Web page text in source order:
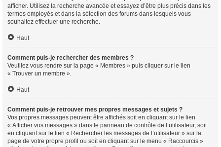
afficher. Utilisez la recherche avancée et essayez d’être plus précis dans les
termes employés et dans la sélection des forums dans lesquels vous
souhaitez effectuer une recherche.
Haut
Comment puis-je rechercher des membres ?
Veuillez vous rendre sur la page « Membres » puis cliquer sur le lien
« Trouver un membre ».
Haut
Comment puis-je retrouver mes propres messages et sujets ?
Vos propres messages peuvent être affichés soit en cliquant sur le lien
« Afficher vos messages » dans le panneau de contrôle de l’utilisateur, soit
en cliquant sur le lien « Rechercher les messages de l’utilisateur » sur la
page de votre propre profil ou soit en cliquant sur le menu « Raccourcis »